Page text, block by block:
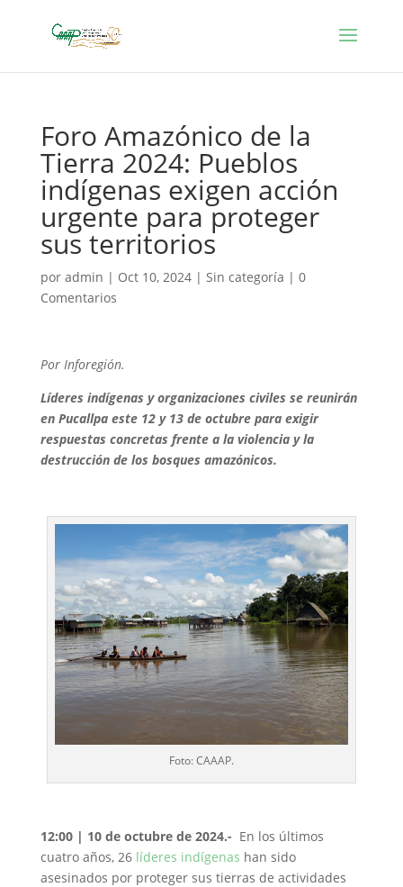
Foro Amazónico de la
Tierra 2024: Pueblos
indígenas exigen acción
urgente para proteger
sus territorios
por admin | Oct 10, 2024| Sin categoría | 0
Comentarios
Por Inforegión.
Líderes indígenas y organizaciones civiles se reunirán
en Pucallpa este 12 y 13 de octubre para exigir
respuestas concretas frente a la violencia y la
destrucción de los bosques amazónicos.
Foto: CAAAP.
12:00 | 10 de octubre de 2024.- En los últimos
cuatro años, 26 líderes indígenas han sido
asesinados por proteger sus tierras de actividades